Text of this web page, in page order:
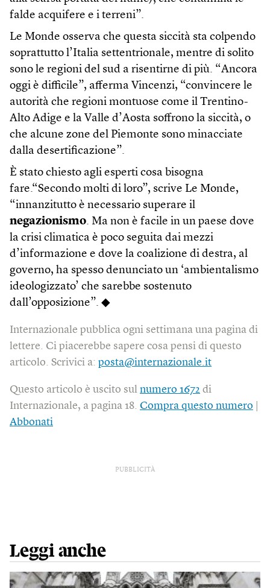
falde acquifere e i terreni”.
Le Monde osserva che questa siccità sta colpendo
soprattutto l’Italia settentrionale, mentre di solito
sono le regioni del sud a risentirne di più. “Ancora
oggi è difficile”, afferma Vincenzi, “convincere le
autorità che regioni montuose come il Trentino-
Alto Adige e la Valle d’Aosta soffrono la siccità, o
che alcune zone del Piemonte sono minacciate
dalla desertificazione”.
È stato chiesto agli esperti cosa bisogna
fare.“Secondo molti di loro”, scrive Le Monde,
“innanzitutto è necessario superare il
negazionismo. Ma non è facile in un paese dove
la crisi climatica è poco seguita dai mezzi
d’informazione e dove la coalizione di destra, al
governo, ha spesso denunciato un ‘ambientalismo
ideologizzato’ che sarebbe sostenuto
dall’opposizione”. ◆
Internazionale pubblica ogni settimana una pagina di
lettere. Ci piacerebbe sapere cosa pensi di questo
articolo. Scrivici a: posta@internazionale.it
Questo articolo è uscito sul numero 1672 di
Internazionale, a pagina 18. Compra questo numero
Abbonati
PUBBLICITÀ
Leggi anche